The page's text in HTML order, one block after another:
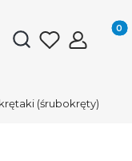
Otwórz
(śrubokręty)